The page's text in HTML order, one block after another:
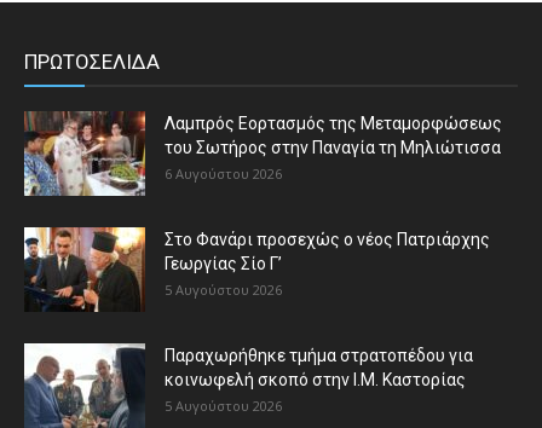
ΠΡΩΤΟΣΕΛΙΔΑ
Λαμπρός Εορτασμός της Μεταμορφώσεως
του Σωτήρος στην Παναγία τη Μηλιώτισσα
6 Αυγούστου 2026
Στο Φανάρι προσεχώς ο νέος Πατριάρχης
Γεωργίας Σίο Γ’
5 Αυγούστου 2026
Παραχωρήθηκε τμήμα στρατοπέδου για
κοινωφελή σκοπό στην Ι.Μ. Καστορίας
5 Αυγούστου 2026